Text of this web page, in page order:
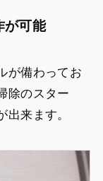
が可能
が備わってお
除のスター
出来ます。